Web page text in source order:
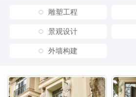
雕塑工程
景观设计
外墙构建